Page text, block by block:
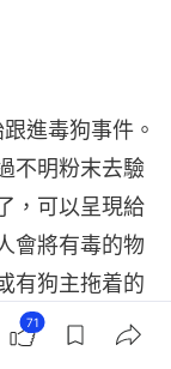
進毒狗事件。
不明粉末去驗
，可以呈現給
會將有毒的物
有狗主拖着的
71